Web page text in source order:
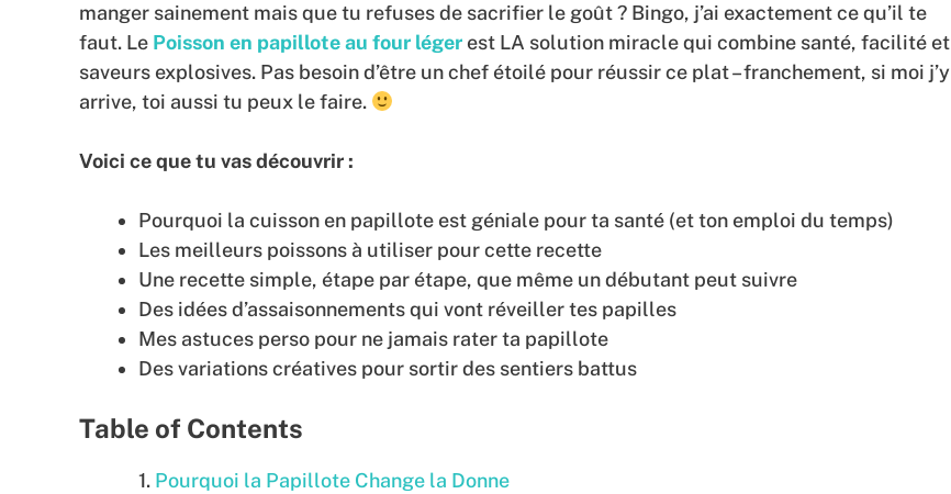
manger sainement mais que tu refuses de sacrifier le goût ? Bingo, j’ai exactement ce qu’il te
faut. Le Poisson en papillote au four léger est LA solution miracle qui combine santé, facilité et
saveurs explosives. Pas besoin d’être un chef étoilé pour réussir ce plat – franchement, si moi j’y
arrive, toi aussi tu peux le faire.
Voici ce que tu vas découvrir :
Pourquoi la cuisson en papillote est géniale pour ta santé (et ton emploi du temps)
Les meilleurs poissons à utiliser pour cette recette
Une recette simple, étape par étape, que même un débutant peut suivre
Des idées d’assaisonnements qui vont réveiller tes papilles
Mes astuces perso pour ne jamais rater ta papillote
Des variations créatives pour sortir des sentiers battus
Table of Contents
Pourquoi la Papillote Change la Donne